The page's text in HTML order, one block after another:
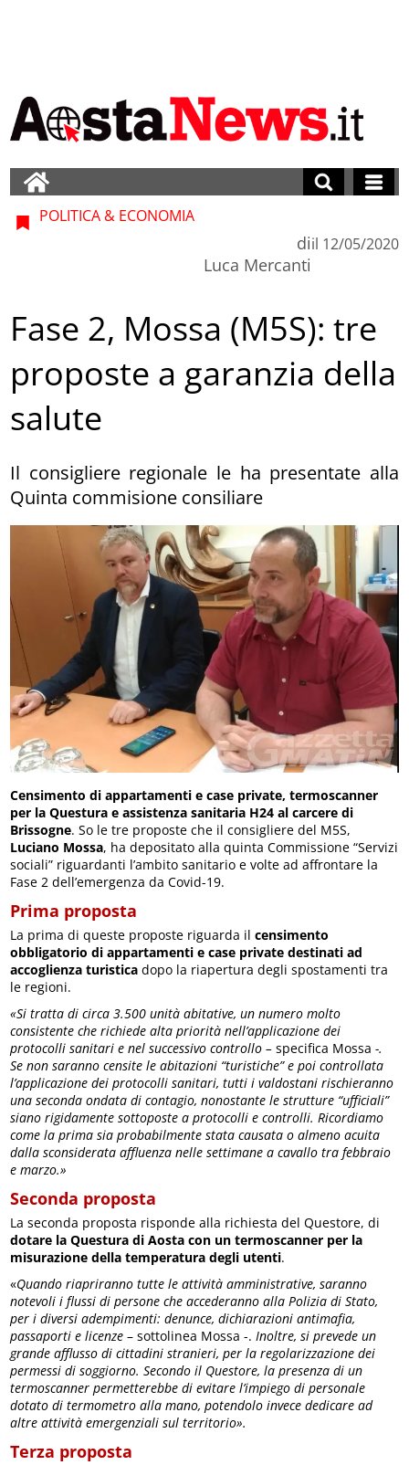
POLITICA & ECONOMIA
di
Luca Mercanti
il 12/05/2020
Fase 2, Mossa (M5S): tre
proposte a garanzia della
salute
Il consigliere regionale le ha presentate alla
Quinta commisione consiliare
Censimento di appartamenti e case private, termoscanner
per la Questura e assistenza sanitaria H24 al carcere di
Brissogne. So le tre proposte che il consigliere del M5S,
Luciano Mossa, ha depositato alla quinta Commissione “Servizi
sociali” riguardanti l’ambito sanitario e volte ad affrontare la
Fase 2 dell’emergenza da Covid-19.
Prima proposta
La prima di queste proposte riguarda ilcensimento
obbligatorio di appartamenti e case private destinati ad
accoglienza turistica dopo la riapertura degli spostamenti tra
le regioni.
«Si tratta di circa 3.500 unità abitative, un numero molto
consistente che richiede alta priorità nell’applicazione dei
protocolli sanitari e nel successivo controllo –specifica Mossa -.
Se non saranno censite le abitazioni “turistiche” e poi controllata
l’applicazione dei protocolli sanitari, tutti i valdostani rischieranno
una seconda ondata di contagio, nonostante le strutture “ufficiali”
siano rigidamente sottoposte a protocolli e controlli. Ricordiamo
come la prima sia probabilmente stata causata o almeno acuita
dalla sconsiderata affluenza nelle settimane a cavallo tra febbraio
e marzo.»
Seconda proposta
La seconda proposta risponde alla richiesta del Questore, di
dotare la Questura di Aosta con un termoscanner per la
misurazione della temperatura degli utenti.
«Quando riapriranno tutte le attività amministrative, saranno
notevoli i flussi di persone che accederanno alla Polizia di Stato,
per i diversi adempimenti: denunce, dichiarazioni antimafia,
passaporti e licenze – sottolinea Mossa -. Inoltre, si prevede un
grande afflusso di cittadini stranieri, per la regolarizzazione dei
permessi di soggiorno. Secondo il Questore, la presenza di un
termoscanner permetterebbe di evitare l’impiego di personale
dotato di termometro alla mano, potendolo invece dedicare ad
altre attività emergenziali sul territorio».
Terza proposta